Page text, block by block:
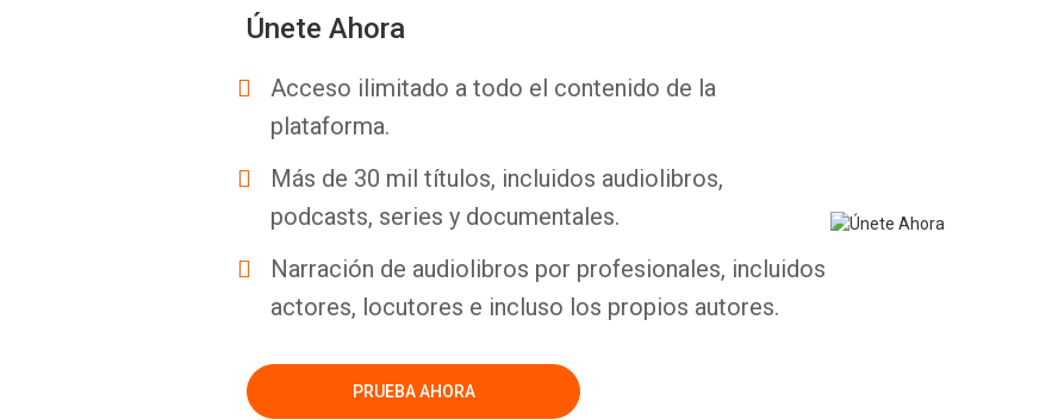
Únete Ahora
Acceso ilimitado a todo el contenido de la
plataforma.
Más de 30 mil títulos, incluidos audiolibros,
podcasts, series y documentales.
Narración de audiolibros por profesionales, incluidos
actores, locutores e incluso los propios autores.
PRUEBA AHORA